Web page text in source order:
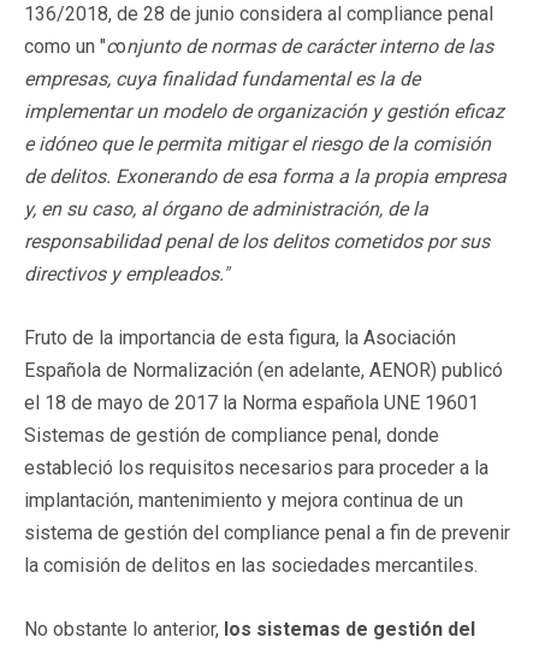
136/2018, de 28 de junio considera al compliance penal
como un "conjunto de normas de carácter interno de las
empresas, cuya finalidad fundamental es la de
implementar un modelo de organización y gestión eficaz
e idóneo que le permita mitigar el riesgo de la comisión
de delitos. Exonerando de esa forma a la propia empresa
y, en su caso, al órgano de administración, de la
responsabilidad penal de los delitos cometidos por sus
directivos y empleados."
Fruto de la importancia de esta figura, la Asociación
Española de Normalización (en adelante, AENOR) publicó
el 18 de mayo de 2017 la Norma española UNE 19601
Sistemas de gestión de compliance penal, donde
estableció los requisitos necesarios para proceder a la
implantación, mantenimiento y mejora continua de un
sistema de gestión del compliance penal a fin de prevenir
la comisión de delitos en las sociedades mercantiles.
No obstante lo anterior, los sistemas de gestión del